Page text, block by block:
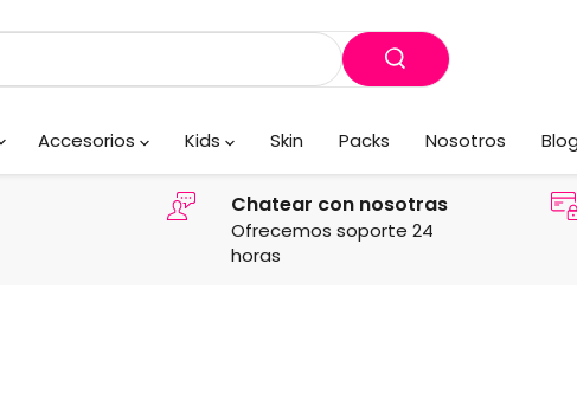
Accesorios Kids Skin Packs Nosotros Blog
Chatear con nosotras
Ofrecemos soporte 24
horas